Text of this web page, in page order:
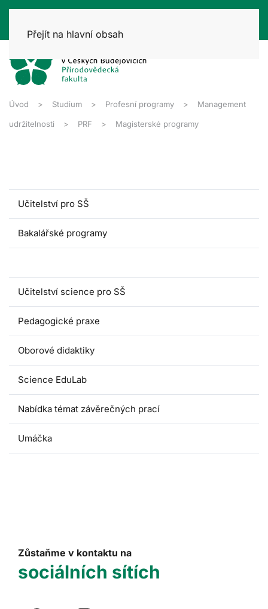
Přejít na hlavní obsah
Úvod Studium Profesní programy Management
udržitelnosti PRF Magisterské programy
Učitelství pro SŠ
Bakalářské programy
Učitelství science pro SŠ
Pedagogické praxe
Oborové didaktiky
Science EduLab
Nabídka témat závěrečných prací
Umáčka
Zůstaňme v kontaktu na
sociálních sítích